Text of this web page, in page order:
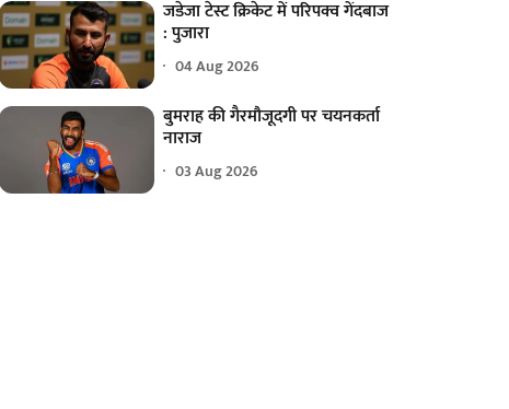
जडेजा टेस्ट क्रिकेट में परिपक्व गेंदबाज
: पुजारा
04 Aug 2026
बुमराह की गैरमौजूदगी पर चयनकर्ता
नाराज
03 Aug 2026